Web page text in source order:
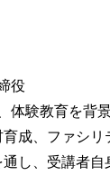
役
験教育を背
成、ファシ
し、受講者